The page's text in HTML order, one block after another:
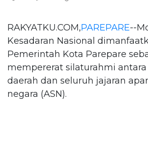
RAKYATKU.COM,PAREPARE--
Kesadaran Nasional
Pemerintah Kota Parepare
mempererat silaturahmi
daerah dan seluruh jajaran
negara (ASN).